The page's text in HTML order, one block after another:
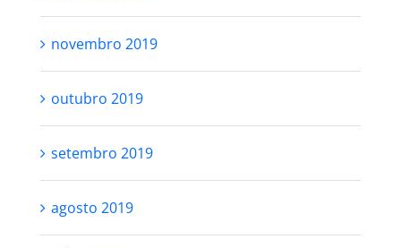
novembro 2019
outubro 2019
setembro 2019
agosto 2019